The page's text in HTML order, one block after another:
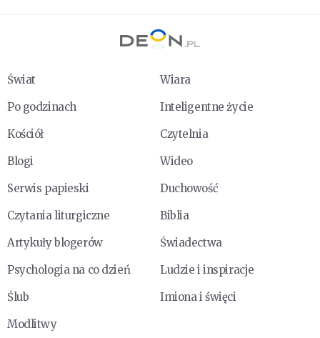
Świat
Wiara
Po godzinach
Inteligentne życie
Kościół
Czytelnia
Blogi
Wideo
Serwis papieski
Duchowość
Czytania liturgiczne
Biblia
Artykuły blogerów
Świadectwa
Psychologia na co dzień
Ludzie i inspiracje
Ślub
Imiona i święci
Modlitwy